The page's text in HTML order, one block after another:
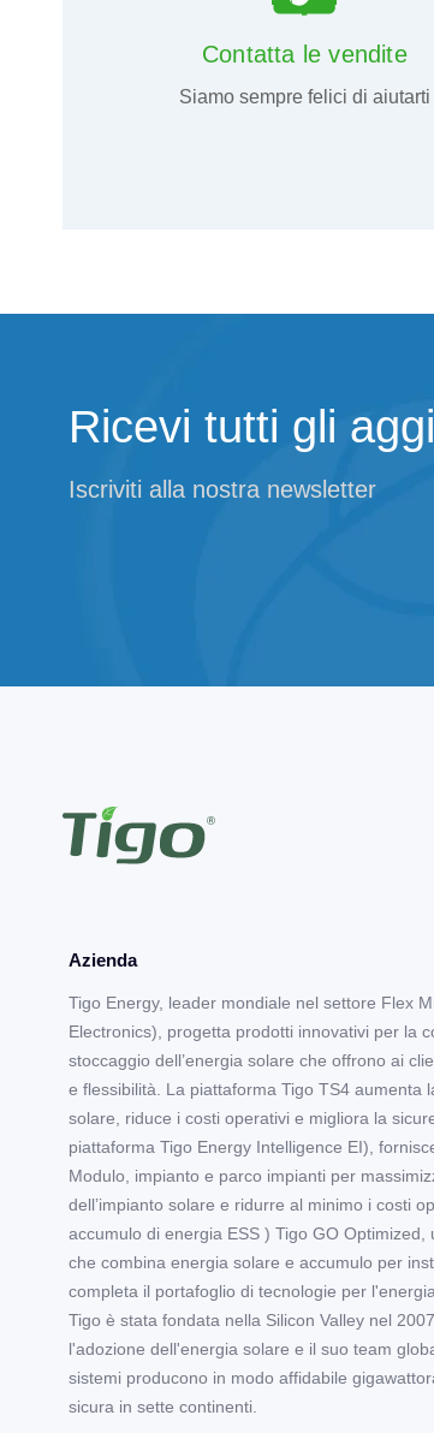
Contatta le vendite
Siamo sempre felici di aiutarti
Ricevi tutti gli
Iscriviti alla nostra newsletter
Azienda
Tigo Energy, leader mondiale nel settore Flex
Electronics), progetta prodotti innovativi per la
stoccaggio dell’energia solare che offrono ai
e flessibilità. La piattaforma Tigo TS4 aumenta
solare, riduce i costi operativi e migliora la
piattaforma Tigo Energy Intelligence EI),
Modulo, impianto e parco impianti per
dell’impianto solare e ridurre al minimo i costi
accumulo di energia ESS ) Tigo GO Optimized,
che combina energia solare e accumulo per
completa il portafoglio di tecnologie per
Tigo è stata fondata nella Silicon Valley nel
l'adozione dell'energia solare e il suo team
sistemi producono in modo affidabile
sicura in sette continenti.